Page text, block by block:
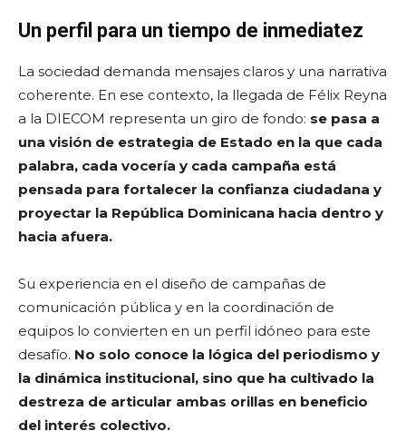
Un perfil para un tiempo de inmediatez
La sociedad demanda mensajes claros y una narrativa
coherente. En ese contexto, la llegada de Félix Reyna
a la DIECOM representa un giro de fondo: se pasa a
una visión de estrategia de Estado en la que cada
palabra, cada vocería y cada campaña está
pensada para fortalecer la confianza ciudadana y
proyectar la República Dominicana hacia dentro y
hacia afuera.
Su experiencia en el diseño de campañas de
comunicación pública y en la coordinación de
equipos lo convierten en un perfil idóneo para este
desafío. No solo conoce la lógica del periodismo y
la dinámica institucional, sino que ha cultivado la
destreza de articular ambas orillas en beneficio
del interés colectivo.